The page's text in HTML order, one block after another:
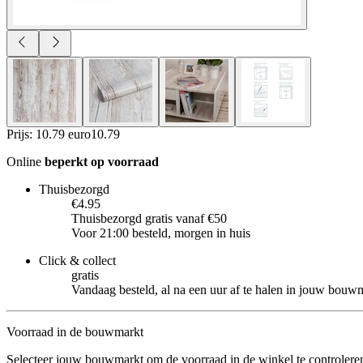
Prijs: 10.79 euro10.79
Online beperkt op voorraad
Thuisbezorgd
€4.95
Thuisbezorgd gratis vanaf €50
Voor 21:00 besteld, morgen in huis
Click & collect
gratis
Vandaag besteld, al na een uur af te halen in jouw
Voorraad in de bouwmarkt
Selecteer jouw bouwmarkt om de voorraad in de winkel te